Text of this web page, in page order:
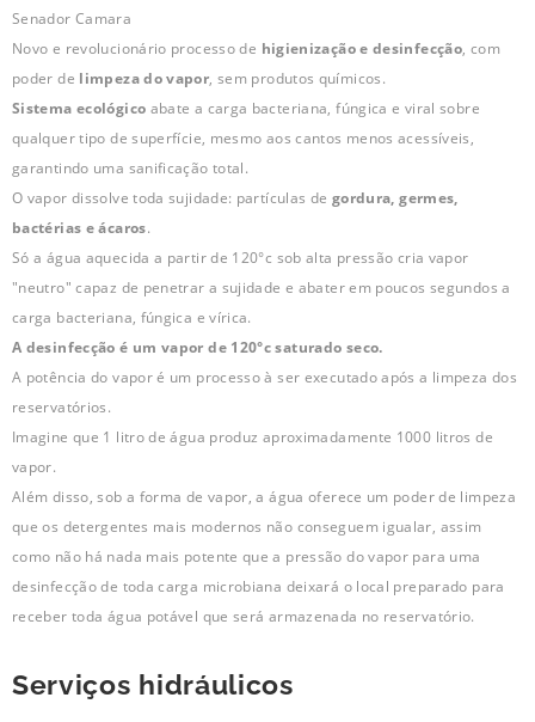
Senador Camara
Novo e revolucionário processo de higienização e desinfecção, com
poder de limpeza do vapor, sem produtos químicos.
Sistema ecológico abate a carga bacteriana, fúngica e viral sobre
qualquer tipo de superfície, mesmo aos cantos menos acessíveis,
garantindo uma sanificação total.
O vapor dissolve toda sujidade: partículas de gordura, germes,
bactérias e ácaros.
Só a água aquecida a partir de 120°c sob alta pressão cria vapor
"neutro" capaz de penetrar a sujidade e abater em poucos segundos a
carga bacteriana, fúngica e vírica.
A desinfecção é um vapor de 120°c saturado seco.
A potência do vapor é um processo à ser executado após a limpeza dos
reservatórios.
Imagine que 1 litro de água produz aproximadamente 1000 litros de
vapor.
Além disso, sob a forma de vapor, a água oferece um poder de limpeza
que os detergentes mais modernos não conseguem igualar, assim
como não há nada mais potente que a pressão do vapor para uma
desinfecção de toda carga microbiana deixará o local preparado para
receber toda água potável que será armazenada no reservatório.
Serviços hidráulicos